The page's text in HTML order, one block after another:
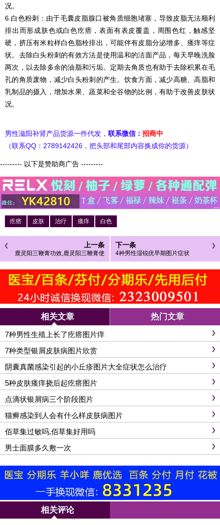
况。
6.白色粉刺：由于毛囊皮脂腺口被角质细胞堵塞，导致皮脂无法顺利
排出而形成肤色或白色疙瘩，表面有表皮覆盖，周围色红，触感坚
硬，挤压有米粒样白色脂栓排出，可能伴有皮脂分泌增多、瘙痒等症
状。去除白头粉刺的有效方法是使用温和的洁面产品，每天早晚洗脸
两次，以去除多余的油脂和污垢。定期去角质也有助于去除积累在毛
孔的角质废物，减少白头粉刺的产生。饮食方面，减少高糖、高脂和
乳制品的摄入，增加水果、蔬菜和全谷物的比例，有助于改善皮肤状
况。
男性滋阳补肾产品货源一件代发， 联系微信： 招商中
（联系QQ：2789142426，把头部和尾部内容换成你的货源）
--------- 以下是赞助商广告 ---------
疙瘩 皮肤 治疗 瘙痒 白色
上一条
鹿灵阳三鞭膏功效,鹿灵阳三鞭膏使
用方法
下一条
4种男性湿锐疣早期图片症状
相关文章 热门文章
7种男性生殖上长了疙瘩图片痒
7种类型银屑皮肤病图片欣赏
阴囊真菌感染引起的小丘疹图片大全症状怎么治疗
5种皮肤瘙痒挠后起疙瘩图片
点滴状银屑病三个阶段图片
猫癣感染到人会有什么样皮肤病图片
佰草集过敏吗,佰草集好用吗
男士面膜多久敷一次
相关评论